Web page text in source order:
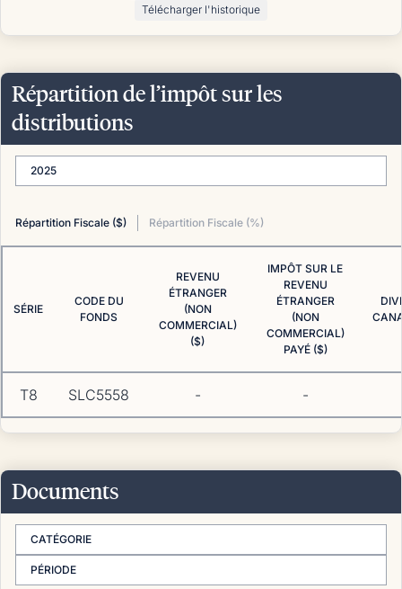
Télécharger l'historique
Répartition de l’impôt sur les
distributions
2025
Répartition Fiscale ($) Répartition Fiscale (%)
SÉRIE
CODE DU
FONDS
REVENU
ÉTRANGER
(NON
COMMERCIAL)
($)
IMPÔT SUR LE
REVENU
ÉTRANGER
(NON
COMMERCIAL)
PAYÉ ($)
T8 SLC5558 - -
Documents
CATÉGORIE
PÉRIODE